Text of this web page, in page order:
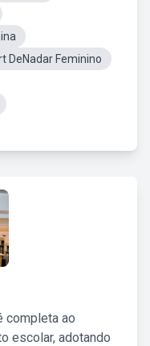
DeNadar Feminino
completa ao
escolar, adotando